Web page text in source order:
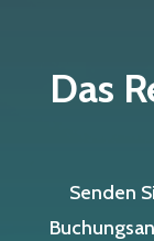
Das
Senden